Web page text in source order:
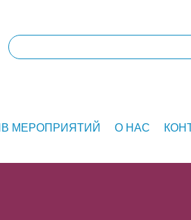
МЕРОПРИЯТИЙ О НАС